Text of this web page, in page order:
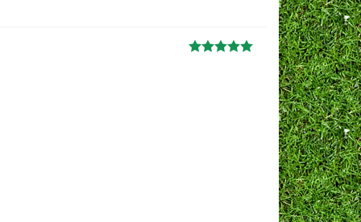
Жанна
06.10.2024